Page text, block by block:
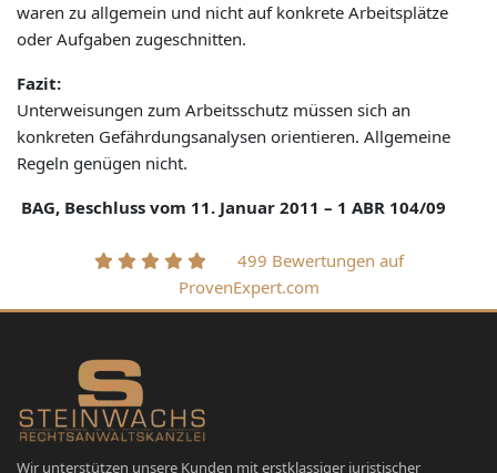
waren zu allgemein und nicht auf konkrete Arbeitsplätze
oder Aufgaben zugeschnitten.
Fazit:
Unterweisungen zum Arbeitsschutz müssen sich an
konkreten Gefährdungsanalysen orientieren. Allgemeine
Regeln genügen nicht.
BAG, Beschluss vom 11. Januar 2011 – 1 ABR 104/09
499 Bewertungen auf
ProvenExpert.com
Wir unterstützen unsere Kunden mit erstklassiger juristischer